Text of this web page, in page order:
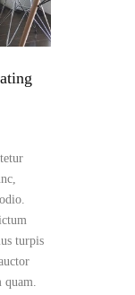
turpis
quam.